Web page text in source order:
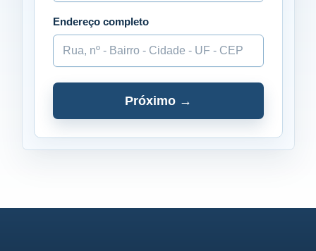
Endereço completo
Próximo →